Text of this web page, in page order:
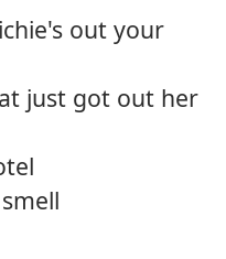
out your
just got out her